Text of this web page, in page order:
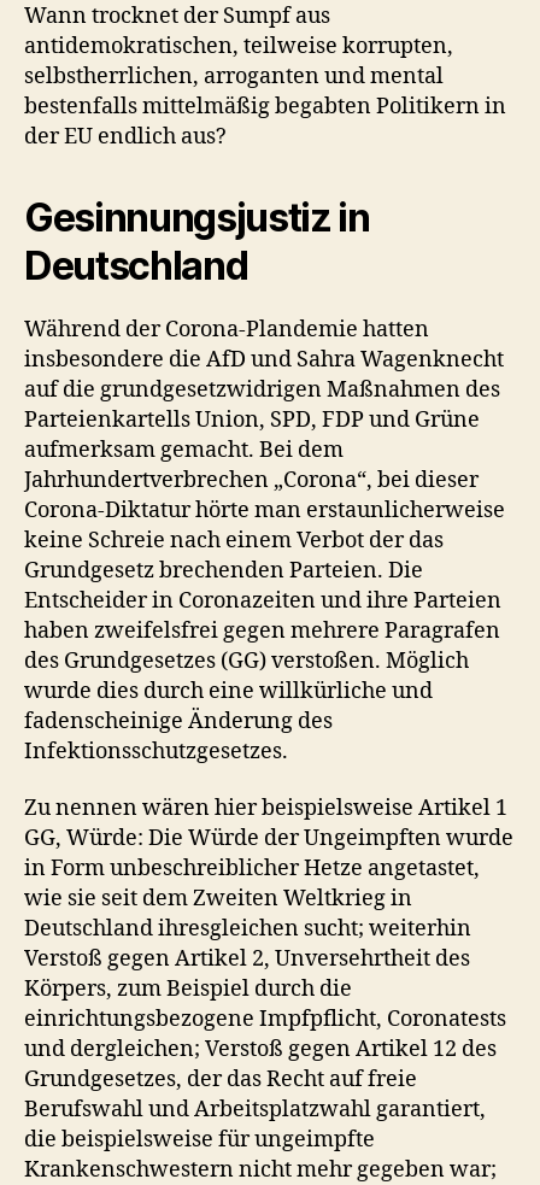
Wann trocknet der Sumpf aus
antidemokratischen, teilweise korrupten,
selbstherrlichen, arroganten und mental
bestenfalls mittelmäßig begabten Politikern in
der EU endlich aus?
Gesinnungsjustiz in
Deutschland
Während der Corona-Plandemie hatten
insbesondere die AfD und Sahra Wagenknecht
auf die grundgesetzwidrigen Maßnahmen des
Parteienkartells Union, SPD, FDP und Grüne
aufmerksam gemacht. Bei dem
Jahrhundertverbrechen „Corona“, bei dieser
Corona-Diktatur hörte man erstaunlicherweise
keine Schreie nach einem Verbot der das
Grundgesetz brechenden Parteien. Die
Entscheider in Coronazeiten und ihre Parteien
haben zweifelsfrei gegen mehrere Paragrafen
des Grundgesetzes (GG) verstoßen. Möglich
wurde dies durch eine willkürliche und
fadenscheinige Änderung des
Infektionsschutzgesetzes.
Zu nennen wären hier beispielsweise Artikel 1
GG, Würde: Die Würde der Ungeimpften wurde
in Form unbeschreiblicher Hetze angetastet,
wie sie seit dem Zweiten Weltkrieg in
Deutschland ihresgleichen sucht; weiterhin
Verstoß gegen Artikel 2, Unversehrtheit des
Körpers, zum Beispiel durch die
einrichtungsbezogene Impfpflicht, Coronatests
und dergleichen; Verstoß gegen Artikel 12 des
Grundgesetzes, der das Recht auf freie
Berufswahl und Arbeitsplatzwahl garantiert,
die beispielsweise für ungeimpfte
Krankenschwestern nicht mehr gegeben war;